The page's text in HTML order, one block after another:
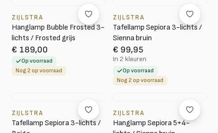
ZIJLSTRA
Hanglamp Bubble Frosted 3-
lichts / Frosted grijs
€ 189,00
Op voorraad
Nog 2 op voorraad
ZIJLSTRA
Tafellamp Sepiora 3-lichts /
Sienna bruin
€ 99,95
In 2 kleuren
Op voorraad
Nog 2 op voorraad
ZIJLSTRA
Tafellamp Sepiora 3-lichts /
ZIJLSTRA
Hanglamp Sepiora 5+4-